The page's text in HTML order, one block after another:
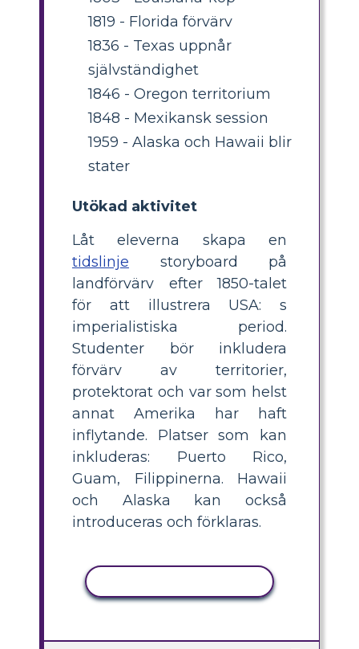
1819 - Florida förvärv
1836 - Texas uppnår
självständighet
1846 - Oregon territorium
1848 - Mexikansk session
1959 - Alaska och Hawaii blir
stater
Utökad aktivitet
Låt eleverna skapa en
tidslinje storyboard på
landförvärv efter 1850-talet
för att illustrera USA: s
imperialistiska period.
Studenter bör inkludera
förvärv av territorier,
protektorat och var som helst
annat Amerika har haft
inflytande. Platser som kan
inkluderas: Puerto Rico,
Guam, Filippinerna. Hawaii
och Alaska kan också
introduceras och förklaras.